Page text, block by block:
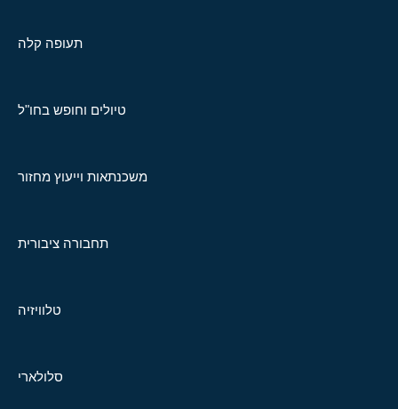
תעופה קלה
טיולים וחופש בחו"ל
משכנתאות וייעוץ מחזור
תחבורה ציבורית
טלוויזיה
סלולארי